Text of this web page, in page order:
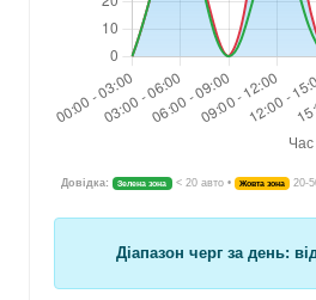
Довідка: Зелена зона < 20 авто • Жовта зона 20-
Діапазон черг за день: